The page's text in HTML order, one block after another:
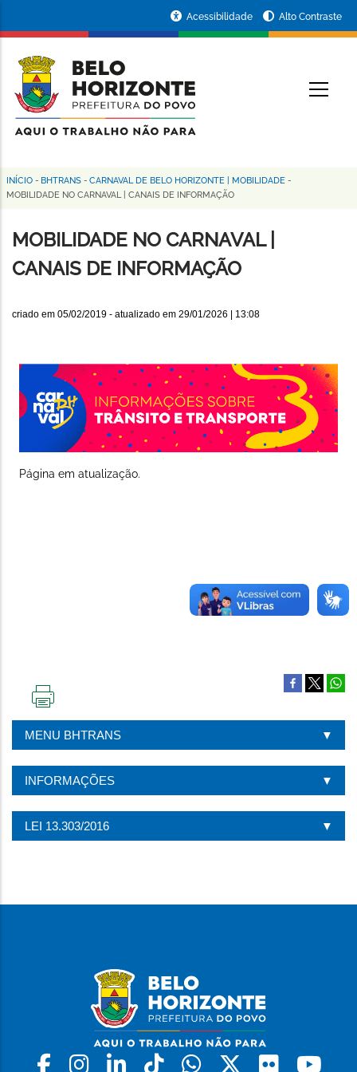
conteúdo
principal
da
Prefeitura
de
Horizonte
Acessibilidade Alto Contraste
Trilha
navegação
INÍCIO - BHTRANS - CARNAVAL DE BELO HORIZONTE | MOBILIDADE -
MOBILIDADE NO CARNAVAL | CANAIS DE INFORMAÇÃO
MOBILIDADE NO CARNAVAL |
CANAIS DE INFORMAÇÃO
criado em 05/02/2019 - atualizado em 29/01/2026 | 13:08
Página em atualização.
PÁGINA
MENU BHTRANS
INFORMAÇÕES
LEI 13.303/2016
Facebook
Instagram
LinkedinTiktokWhatsapp
X Flickr